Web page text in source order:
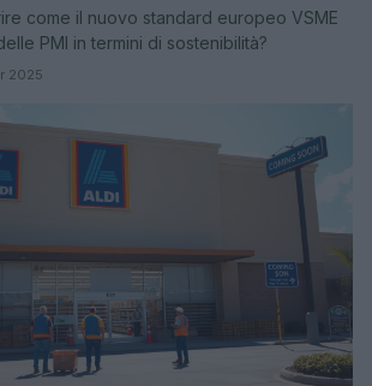
come il nuovo standard europeo VSME
PMI in termini di sostenibilità?
2025